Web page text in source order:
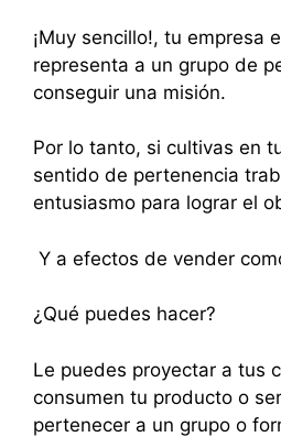
¡Muy sencillo!, tu empresa
representa a un grupo de
conseguir una misión.
Por lo tanto, si cultivas en
sentido de pertenencia
entusiasmo para lograr el
Y a efectos de vender
¿Qué puedes hacer?
Le puedes proyectar a tus
consumen tu producto o
pertenecer a un grupo o